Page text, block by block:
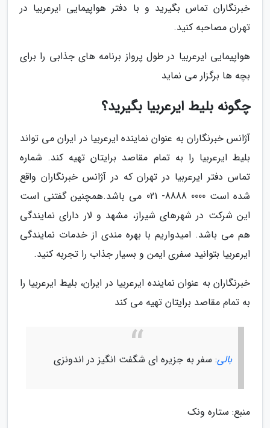
خبرنگاران تماس بگیرید و با دفتر هواپیمایی ایرعربیا در
تهران مصاحبه کنید.
هواپیمایی ایرعربیا در طول پرواز برنامه های جذابی را برای
بچه ها برگزار می نماید
چگونه بلیط ایرعربیا بگیرید؟
آژانس خبرنگاران به عنوان نماینده ایرعربیا در ایران می تواند
بلیط ایرعربیا را به تمام مقاصد برایتان تهیه کند. شماره
تماس دفتر ایرعربیا در تهران که در آژانس خبرنگاران واقع
شده است 0000 8888- 021 می باشد.همچنین گفتنی است
این شرکت در شهرهای شیراز، مشهد و لار دارای نمایندگی
هم می باشد. امیدواریم با بهره مندی از خدمات نمایندگی
ایرعربیا بتوانید سفری ایمن و بسیار جذاب را تجربه کنید.
خبرنگاران به عنوان نماینده ایرعربیا در ایران، بلیط ایرعربیا را
به تمام مقاصد برایتان تهیه می کند
بالی: سفر به جزیره ای شگفت انگیز در اندونزی
منبع: ستاره ونک